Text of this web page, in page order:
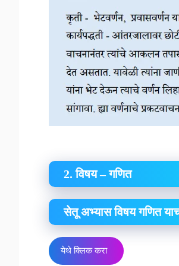
2. विषय – गणित
सेतू अभ्यास विषय गणित
येथे क्लिक करा